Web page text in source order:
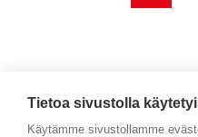
Tietoa sivustolla
Käytämme sivustollamme